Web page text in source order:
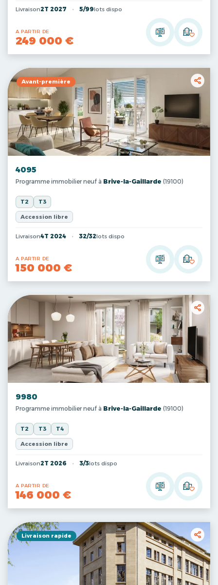
Livraison2T 2027 5/99lots dispo
A PARTIR DE
249 000 €
Avant-première
4095
Programme immobilier neuf à Brive-la-Gaillarde (19100)
T2 T3
Accession libre
Livraison4T 2024 32/32lots dispo
A PARTIR DE
150 000 €
9980
Programme immobilier neuf à Brive-la-Gaillarde (19100)
T2 T3 T4
Accession libre
Livraison2T 2026 3/3lots dispo
A PARTIR DE
146 000 €
Livraison rapide